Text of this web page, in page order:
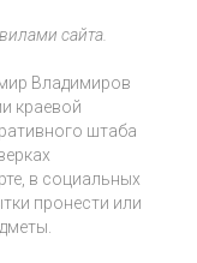
сайта.
Владимиров
краевой
штаба
в социальных
пронести или